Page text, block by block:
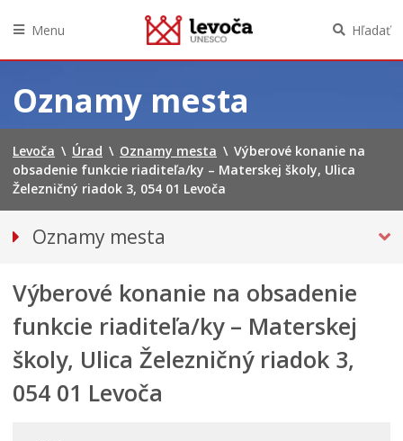
obsah
Menu Hľadať
Oznamy mesta
Levoča \ Úrad \ Oznamy mesta \ Výberové konanie na
obsadenie funkcie riaditeľa/ky – Materskej školy, Ulica
Železničný riadok 3, 054 01 Levoča
Oznamy mesta
Bezpečnosť
Doprava, údržba komunikácií
Kultúra, šport a propagácia
PRIMÁTOR INFORMUJE
Výberové konanie na obsadenie
funkcie riaditeľa/ky – Materskej
školy, Ulica Železničný riadok 3,
054 01 Levoča